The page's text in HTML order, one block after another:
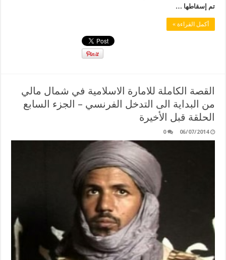
تم إسقاطها …
أكمل القراءة »
القصة الكاملة للامارة الاسلامية في شمال مالي
من البداية الى التدخل الفرنسي – الجزء السابع
الحلقة قبل الأخيرة
06/07/2014
0